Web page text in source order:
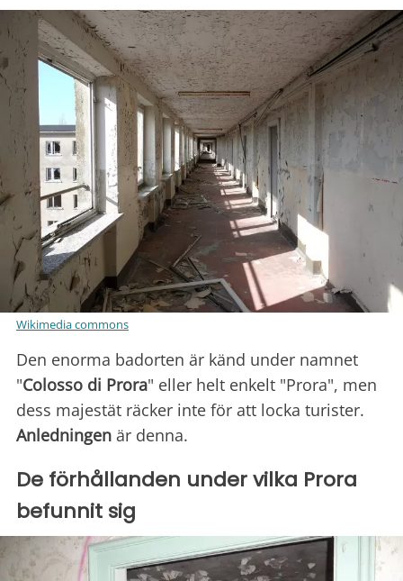
Wikimedia commons
Den enorma badorten är känd under namnet
"Colosso di Prora" eller helt enkelt "Prora", men
dess majestät räcker inte för att locka turister.
Anledningen är denna.
De förhållanden under vilka Prora
befunnit sig